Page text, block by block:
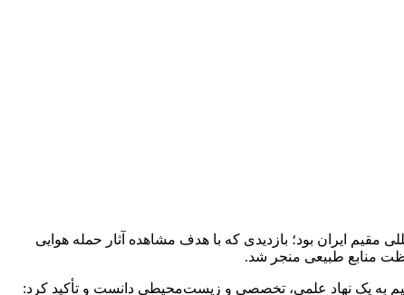
مقیم ایران بود؛ بازدیدی که با هدف مشاهده آثار حمله هوایی
به یک نهاد علمی، تخصصی و زیست‌محیطی دانست و تأکید کرد: